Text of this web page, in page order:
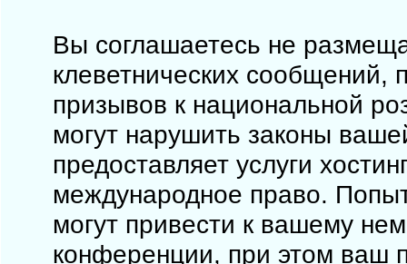
Вы соглашаетесь не
клеветнических сообщений,
призывов к национальной
могут нарушить законы
предоставляет услуги
международное право.
могут привести к вашему
конференции, при этом ваш